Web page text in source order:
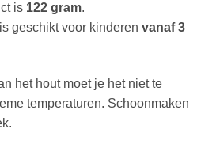
is 122 gram.
geschikt voor kinderen vanaf 3
het hout moet je het niet te
temperaturen. Schoonmaken